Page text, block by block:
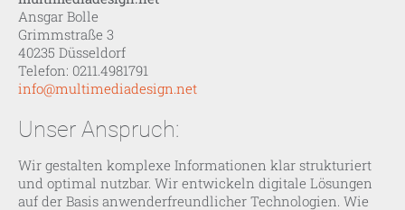
Ansgar Bolle
Grimmstraße 3
40235 Düsseldorf
Telefon: 0211.4981791
info@multimediadesign.net
Unser Anspruch:
Wir gestalten komplexe Informationen klar strukturiert
und optimal nutzbar. Wir entwickeln digitale Lösungen
auf der Basis anwenderfreundlicher Technologien. Wie